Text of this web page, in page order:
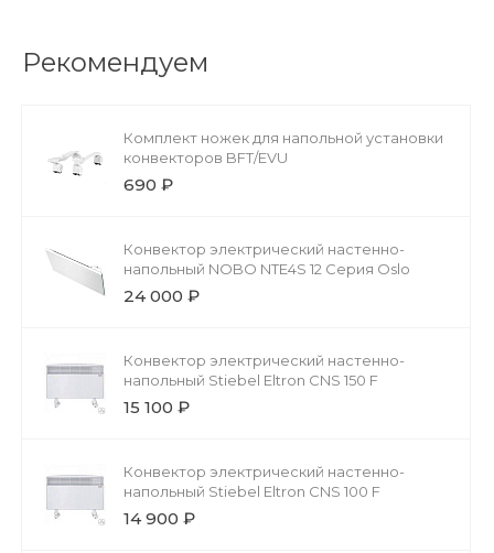
Рекомендуем
Комплект ножек для напольной установки
конвекторов BFT/EVU
690 ₽
Конвектор электрический настенно-
напольный NOBO NTE4S 12 Серия Oslo
24 000 ₽
Конвектор электрический настенно-
напольный Stiebel Eltron CNS 150 F
15 100 ₽
Конвектор электрический настенно-
напольный Stiebel Eltron CNS 100 F
14 900 ₽